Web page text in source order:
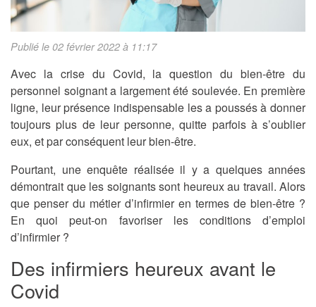
Publié le 02 février 2022 à 11:17
Avec la crise du Covid, la question du bien-être du
personnel soignant a largement été soulevée. En première
ligne, leur présence indispensable les a poussés à donner
toujours plus de leur personne, quitte parfois à s’oublier
eux, et par conséquent leur bien-être.
Pourtant, une enquête réalisée il y a quelques années
démontrait que les soignants sont heureux au travail. Alors
que penser du métier d’infirmier en termes de bien-être ?
En quoi peut-on favoriser les conditions d’emploi
d’infirmier ?
Des infirmiers heureux avant le
Covid